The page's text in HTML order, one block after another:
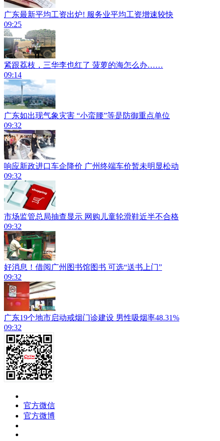
广东最新平均工资出炉! 服务业平均工资增速较快
09:25
紧跟荔枝，三华李也红了 菠萝的海怎么办……
09:14
广东如出现气象灾害 “小蛮腰”等是防御重点单位
09:32
响应新政进口车企降价 广州终端车价暂未明显松动
09:32
市场监管总局抽查显示 网购儿童轮滑鞋近半不合格
09:32
好消息！借阅广州图书馆图书 可选“送书上门”
09:32
广东19个地市启动戒烟门诊建设 男性吸烟率48.31%
09:32
官方微信
官方微博